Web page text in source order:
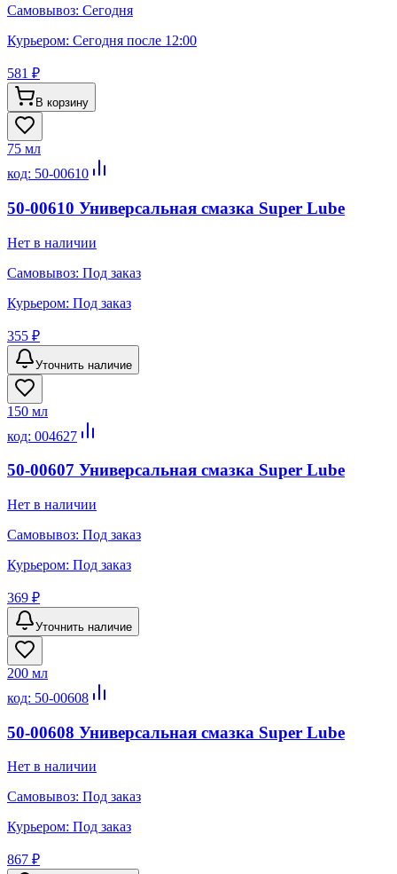
Самовывоз: Сегодня
Курьером: Сегодня после 12:00
581 ₽
В корзину
75 мл
код: 50-00610
50-00610 Универсальная смазка Super Lube
Нет в наличии
Самовывоз: Под заказ
Курьером: Под заказ
355 ₽
Уточнить наличие
150 мл
код: 004627
50-00607 Универсальная смазка Super Lube
Нет в наличии
Самовывоз: Под заказ
Курьером: Под заказ
369 ₽
Уточнить наличие
200 мл
код: 50-00608
50-00608 Универсальная смазка Super Lube
Нет в наличии
Самовывоз: Под заказ
Курьером: Под заказ
867 ₽